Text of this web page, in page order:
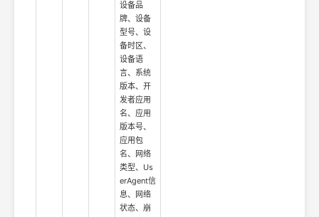
设备品
牌、设备
型号、设
备时区、
设备语
言、系统
版本、开
发者应用
名、应用
版本号、
应用包
名、网络
类型、Us
erAgent信
息、网络
状态、崩